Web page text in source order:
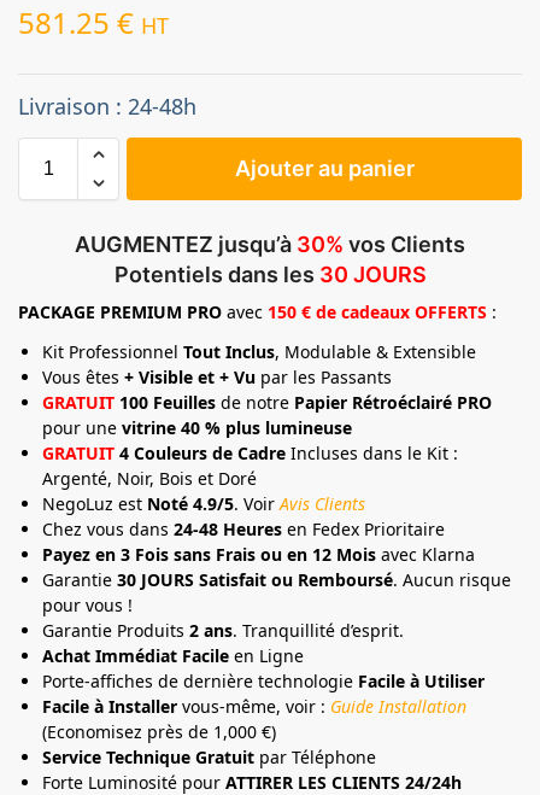
581.25 € HT
Livraison : 24-48h
Ajouter au panier
AUGMENTEZ jusqu’à 30% vos Clients
Potentiels dans les 30 JOURS
PACKAGE PREMIUM PRO avec 150 € de cadeaux OFFERTS :
Kit Professionnel Tout Inclus, Modulable & Extensible
Vous êtes + Visible et + Vu par les Passants
GRATUIT 100 Feuilles de notre Papier Rétroéclairé PRO
pour une vitrine 40 % plus lumineuse
GRATUIT 4 Couleurs de Cadre Incluses dans le Kit :
Argenté, Noir, Bois et Doré
NegoLuz est Noté 4.9/5. VoirAvis Clients
Chez vous dans 24-48 Heures en Fedex Prioritaire
Payez en 3 Fois sans Frais ou en 12 Mois avec Klarna
Garantie 30 JOURS Satisfait ou Remboursé. Aucun risque
pour vous !
Garantie Produits 2 ans. Tranquillité d’esprit.
Achat Immédiat Facile en Ligne
Porte-affiches de dernière technologie Facile à Utiliser
Facile à Installer vous-même, voir : Guide Installation
(Economisez près de 1,000 €)
Service Technique Gratuit par Téléphone
Forte Luminosité pour ATTIRER LES CLIENTS 24/24h